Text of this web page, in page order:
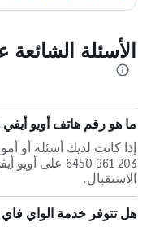
الأسئلة
ما هو رقم هاتف أويو
203 961 6450
الاستقبال.
هل تتوفر خدمة الواي